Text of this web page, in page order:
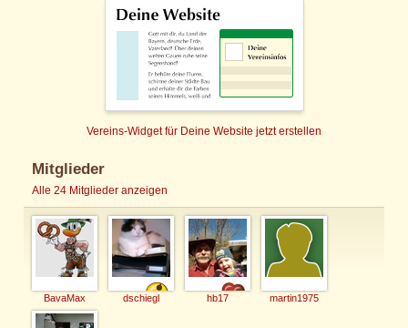
Vereins-Widget für Deine Website jetzt erstellen
Mitglieder
Alle 24 Mitglieder anzeigen
BavaMax dschiegl hb17 martin1975